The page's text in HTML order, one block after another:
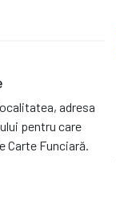
adresa
pentru care
Carte Funciară.